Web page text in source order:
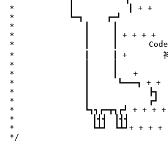
*　　　　　　　┃　　　　　　　┃ + +
*　　　　　　　┗━┓　　　┏━┛
*　　　　　　　　　┃　
*　　　　　　　　　┃　　　┃ + + + +
*　　　　　　　　　┃　　　┃
*　　　　　　　　　┃　　　┃ + 　　　
*　　　　　　　　　┃　　　┃
*　　　　　　　　　┃　　　
*　　　　　　　　　┃　 　　┗━━━┓ + +
*　　　　　　　　　┃ 　　　　　　　┣┓
*　　　　　　　　　┃ 　　　　　　　┏┛
*　　　　　　　　　┗┓┓┏━┳┓┏┛ + + + +
*　　　　　　　　　　┃┫┫　┃┫┫
*　　　　　　　　　　┗┻┛　┗┻┛+ + + +
*/